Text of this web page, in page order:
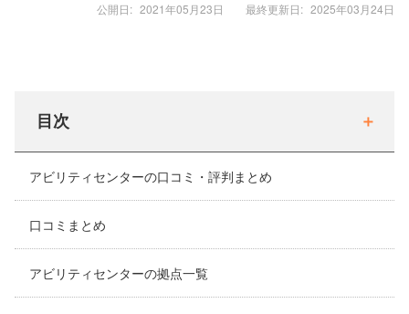
公開日: 2021年05月23日 最終更新日: 2025年03月24日
目次
アビリティセンターの口コミ・評判まとめ
口コミまとめ
アビリティセンターの拠点一覧